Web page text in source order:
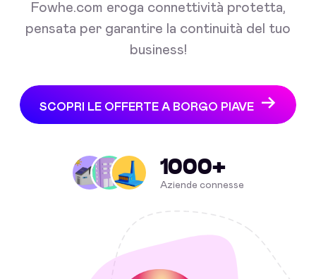
Fowhe.com eroga connettività protetta,
pensata per garantire la continuità del tuo
business!
SCOPRI LE OFFERTE A BORGO PIAVE
1000+
Aziende connesse